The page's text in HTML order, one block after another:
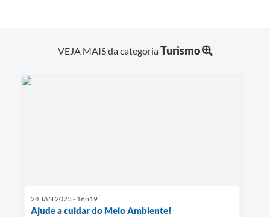
VEJA MAIS da categoriaTurismo
24 JAN 2025 - 16h19
Ajude a cuidar do Meio Ambiente!